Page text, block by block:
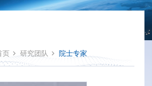
页 研究团队 院士专家